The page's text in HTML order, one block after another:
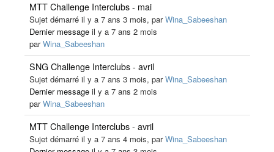
MTT Challenge Interclubs - mai
Sujet démarré il y a 7 ans 3 mois, parWina_Sabeeshan
Dernier messageil y a 7 ans 2 mois
parWina_Sabeeshan
SNG Challenge Interclubs - avril
Sujet démarré il y a 7 ans 3 mois, parWina_Sabeeshan
Dernier messageil y a 7 ans 2 mois
parWina_Sabeeshan
MTT Challenge Interclubs - avril
Sujet démarré il y a 7 ans 4 mois, parWina_Sabeeshan